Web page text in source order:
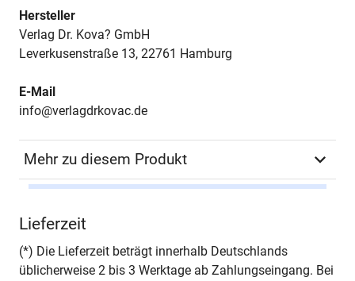
Hersteller
Verlag Dr. Kova? GmbH
Leverkusenstraße 13, 22761 Hamburg
E-Mail
info@verlagdrkovac.de
Mehr zu diesem Produkt
Seiten
Lieferzeit
(*) Die Lieferzeit beträgt innerhalb Deutschlands
üblicherweise 2 bis 3 Werktage ab Zahlungseingang. Bei